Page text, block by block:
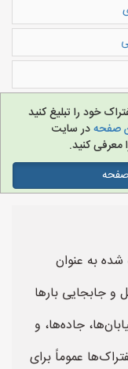
خود را تبلیغ کنید
صفحهدر سایت
کنید.
صفحه
به عنوان
و جابجایی بارها
جاده‌ها، و
عموماً برای